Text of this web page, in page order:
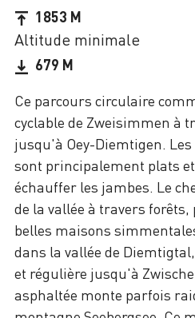
Ce parcours circulaire
cyclable de Zweisimmen à
jusqu'à Oey-Diemtigen.
sont principalement plats
échauffer les jambes. Le
de la vallée à travers
belles maisons
dans la vallée de
et régulière jusqu'à
asphaltée monte parfois
1853 M
Altitude minimale
679 M